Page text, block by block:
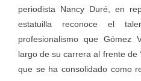
periodista Nancy Duré, en
estatuilla reconoce el
profesionalismo que Gómez
largo de su carrera al frente de
que se ha consolidado como